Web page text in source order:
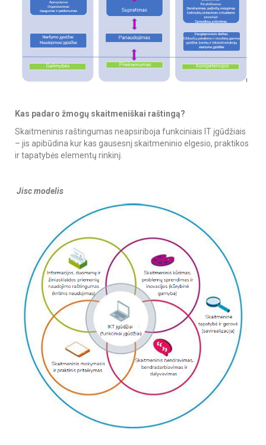
Kas padaro žmogų skaitmeniškai raštingą?
Skaitmeninis raštingumas neapsiriboja funkciniais IT įgūdžiais
– jis apibūdina kur kas gausesnį skaitmeninio elgesio, praktikos
ir tapatybės elementų rinkinį.
Jisc modelis